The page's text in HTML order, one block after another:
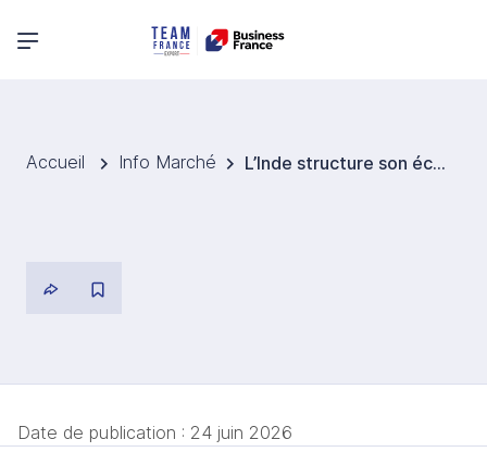
Menu principal
Accueil Info Marché L’Inde structure son écosystème deeptech et ouvre de nouvelles opportunités d’innovation
Date de publication : 24 juin 2026